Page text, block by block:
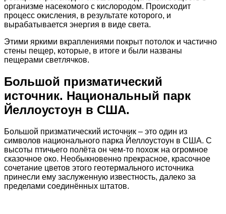
организме насекомого с кислородом. Происходит
процесс окисления, в результате которого, и
вырабатывается энергия в виде света.
Этими яркими вкраплениями покрыт потолок и частично
стены пещер, которые, в итоге и были названы
пещерами светлячков.
Большой призматический
источник. Национальный парк
Йеллоустоун в США.
Большой призматический источник – это один из
символов национального парка Йеллоустоун в США. С
высоты птичьего полёта он чем-то похож на огромное
сказочное око. Необыкновенно прекрасное, красочное
сочетание цветов этого геотермального источника
принесли ему заслуженную известность, далеко за
пределами соединённых штатов.